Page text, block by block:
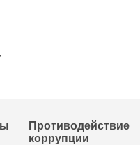
Противодействие
коррупции